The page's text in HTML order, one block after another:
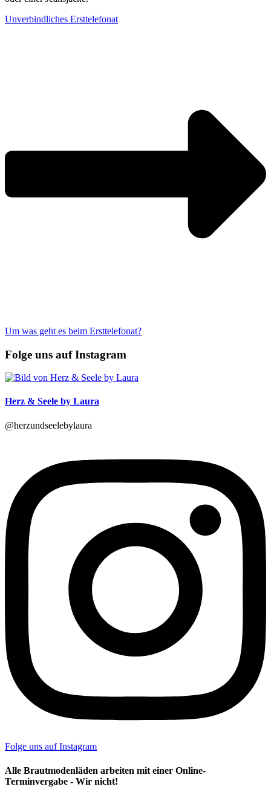
Unverbindliches Ersttelefonat
Um was geht es beim Ersttelefonat?
Folge uns auf Instagram
Herz & Seele by Laura
@herzundseelebylaura
Folge uns auf Instagram
Alle Brautmodenläden arbeiten mit einer Online-
Terminvergabe - Wir nicht!